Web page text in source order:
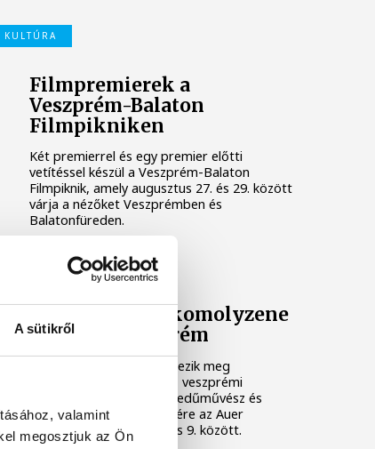
A sütikről
valamint
megosztjuk az Ön
KULTÚRA
Filmpremierek a
Veszprém-Balaton
Filmpikniken
Két premierrel és egy premier előtti
vetítéssel készül a Veszprém-Balaton
Filmpiknik, amely augusztus 27. és 29. között
várja a nézőket Veszprémben és
Balatonfüreden.
Ezen a héten a komolyzene
fővárosa Veszprém
Idén 12. alkalommal rendezik meg
Veszprémben a világhírű, veszprémi
születésű Auer Lipót hegedűművész és
zenepedagógus tiszteletére az Auer
Fesztivált, augusztus 3. és 9. között.